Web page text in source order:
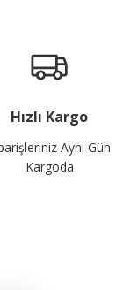
Hızlı Kargo
Aynı Gün
Kargoda